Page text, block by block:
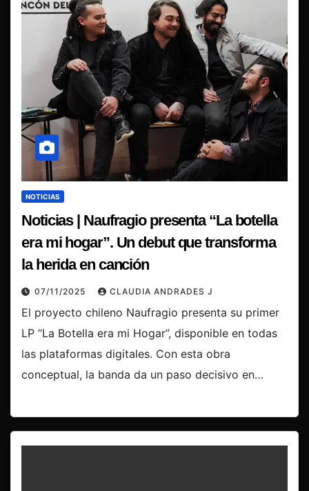
NOTICIAS
Noticias | Naufragio presenta “La botella
era mi hogar”. Un debut que transforma
la herida en canción
07/11/2025 CLAUDIA ANDRADES J
El proyecto chileno Naufragio presenta su primer
LP “La Botella era mi Hogar”, disponible en todas
las plataformas digitales. Con esta obra
conceptual, la banda da un paso decisivo en…